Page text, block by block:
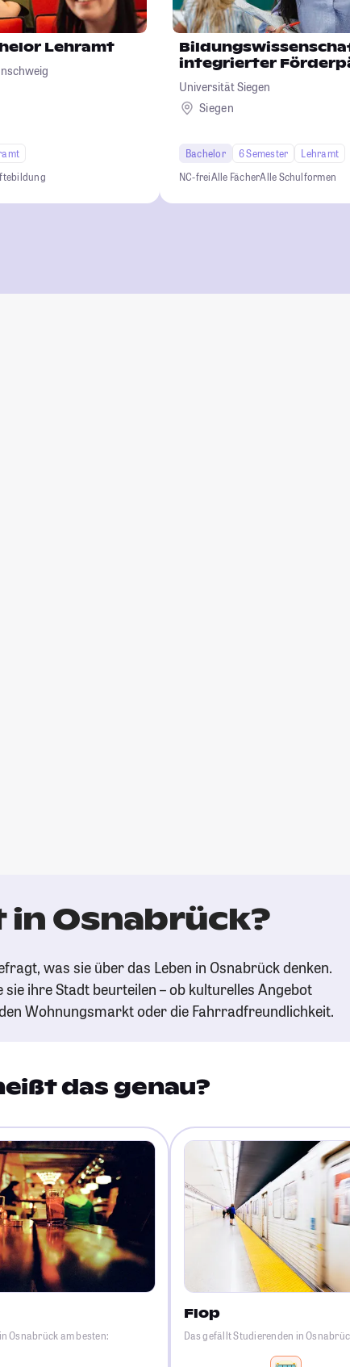
Lehramt
integrierter
Universität Siegen
Siegen
Bachelor 6 Semester
Lehramt
NC-freiAlle FächerAlle Schulformen
in Osnabrück?
was sie über das Leben in Osnabrück denken.
sie ihre Stadt beurteilen – ob kulturelles Angebot
Wohnungsmarkt oder die Fahrradfreundlichkeit.
das genau?
Osnabrück am besten:
Flop
Das gefällt Studierenden in